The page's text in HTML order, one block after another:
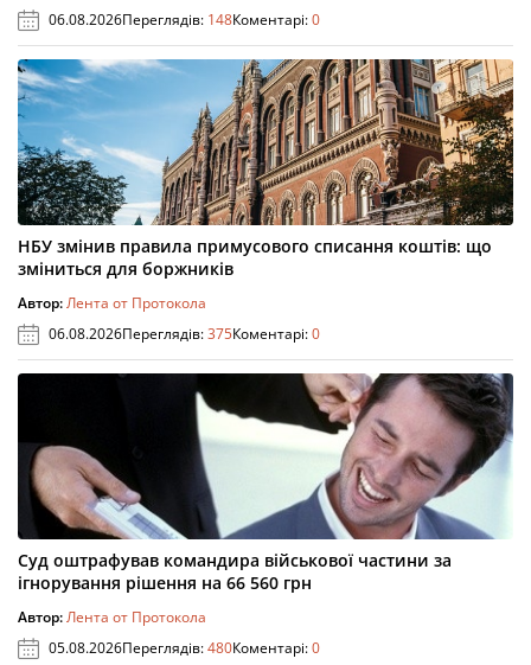
06.08.2026Переглядів: 148Коментарі:0
НБУ змінив правила примусового списання коштів: що
зміниться для боржників
Автор:Лента от Протокола
06.08.2026Переглядів:375Коментарі:0
Суд оштрафував командира військової частини за
ігнорування рішення на 66 560 грн
Автор:Лента от Протокола
05.08.2026Переглядів:480Коментарі:0